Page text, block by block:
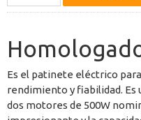
Es el patinete eléctrico
rendimiento y fiabilidad. Es
dos motores de 500W